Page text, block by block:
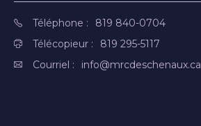
Téléphone :
819 840-0704
Télécopieur :
819 295-5117
Courriel :
info@mrcdeschenaux.ca